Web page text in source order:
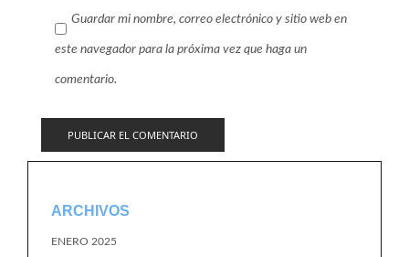
Guardar mi nombre, correo electrónico y sitio web en
este navegador para la próxima vez que haga un
comentario.
ARCHIVOS
ENERO 2025